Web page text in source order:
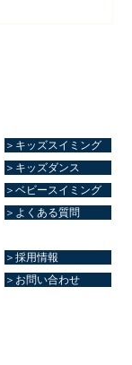
＞キッズスイミング
＞キッズダンス
＞ベビースイミング
＞よくある質問
＞採用情報
＞お問い合わせ